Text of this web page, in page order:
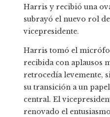
Harris y recibió una
subrayó el nuevo rol
vicepresidente.
Harris tomó el
recibida con aplausos
retrocedía levemente,
su transición a un
central. El
renovado el